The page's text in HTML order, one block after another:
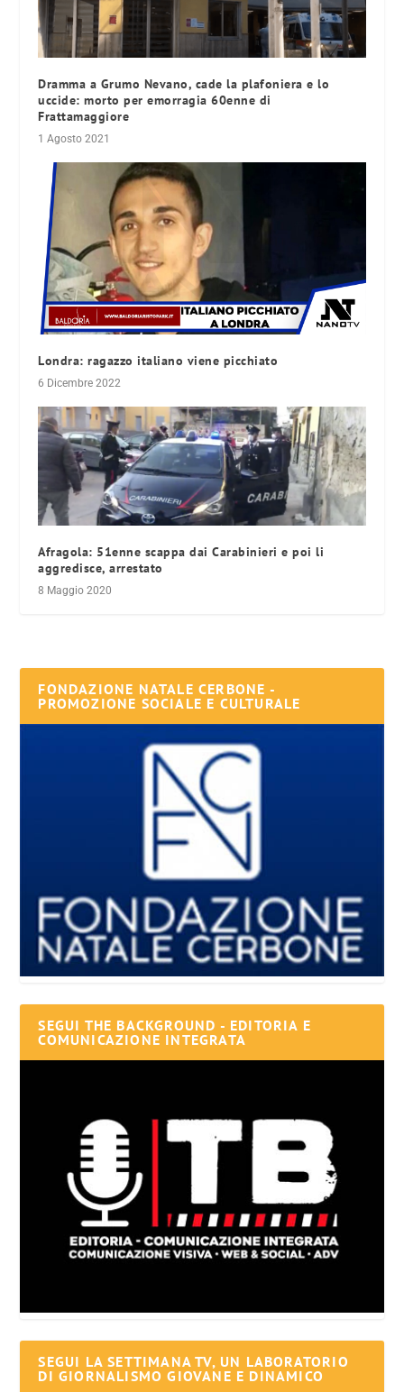
Dramma a Grumo Nevano, cade la plafoniera e lo
uccide: morto per emorragia 60enne di
Frattamaggiore
1 Agosto 2021
Londra: ragazzo italiano viene picchiato
6 Dicembre 2022
Afragola: 51enne scappa dai Carabinieri e poi li
aggredisce, arrestato
8 Maggio 2020
FONDAZIONE NATALE CERBONE -
PROMOZIONE SOCIALE E CULTURALE
SEGUI THE BACKGROUND - EDITORIA E
COMUNICAZIONE INTEGRATA
SEGUI LA SETTIMANA TV, UN LABORATORIO
DI GIORNALISMO GIOVANE E DINAMICO